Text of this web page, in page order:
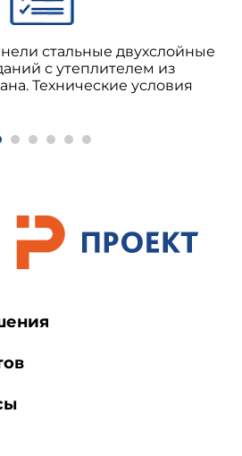
стальные двухслойные
с утеплителем из
Технические условия